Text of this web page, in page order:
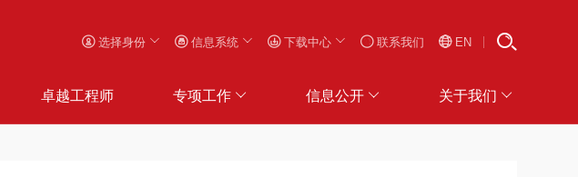
选择身份 信息系统 下载中心 联系我们 EN
卓越工程师 专项工作 信息公开 关于我们